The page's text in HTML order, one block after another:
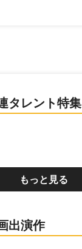
タレント特集
もっと見る
出演作